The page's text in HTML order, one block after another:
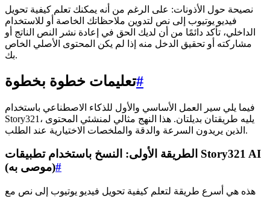
نصيحة حول الأذونات: على الرغم من أنه يمكنك تعلم كيفية تحويل
فيديو يوتيوب إلى نص لتدوين ملاحظاتك الخاصة أو للاستخدام
الداخلي، تأكد دائمًا من أن لديك الحق في إعادة نشر النص الناتج أو
مشاركته أو تحقيق الدخل منه إذا لم يكن المحتوى الأصلي الخاص
بك.
تعليمات خطوة بخطوة#
فيما يلي سير العمل الأساسي والأول للذكاء الاصطناعي باستخدام
Story321، يليه طريقتان بديلتان. هذا النهج مثالي لمنشئي المحتوى
الذين يريدون السرعة والدقة والملخصات الاختيارية عند الطلب.
الطريقة الأولى: النسخ باستخدام تطبيقات Story321 AI
(موصى به)#
هذه هي أسرع طريقة لتعلم كيفية تحويل فيديو يوتيوب إلى نص مع